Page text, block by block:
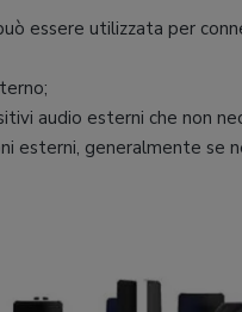
essere utilizzata per
audio esterni che non
esterni, generalmente se